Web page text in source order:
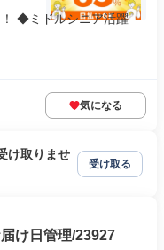
◆ミドルシニア活躍
気になる
け取りませ
受け取る
け日管理/23927